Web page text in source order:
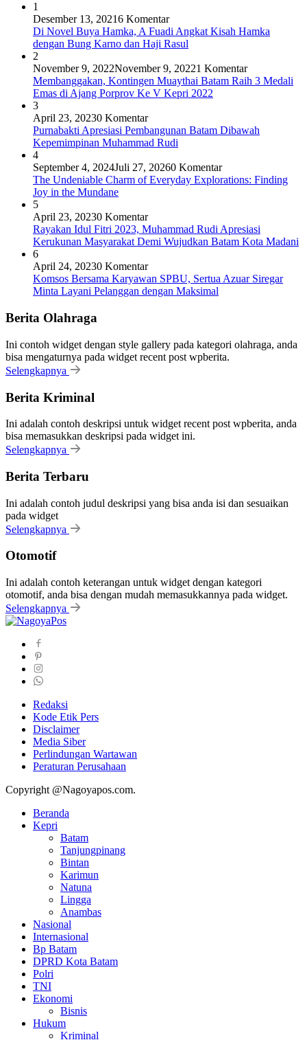
1
Desember 13, 20216 Komentar
Di Novel Buya Hamka, A Fuadi Angkat Kisah Hamka
dengan Bung Karno dan Haji Rasul
2
November 9, 2022November 9, 20221 Komentar
Membanggakan, Kontingen Muaythai Batam Raih 3 Medali
Emas di Ajang Porprov Ke V Kepri 2022
3
April 23, 20230 Komentar
Purnabakti Apresiasi Pembangunan Batam Dibawah
Kepemimpinan Muhammad Rudi
4
September 4, 2024Juli 27, 20260 Komentar
The Undeniable Charm of Everyday Explorations: Finding
Joy in the Mundane
5
April 23, 20230 Komentar
Rayakan Idul Fitri 2023, Muhammad Rudi Apresiasi
Kerukunan Masyarakat Demi Wujudkan Batam Kota Madani
6
April 24, 20230 Komentar
Komsos Bersama Karyawan SPBU, Sertua Azuar Siregar
Minta Layani Pelanggan dengan Maksimal
Berita Olahraga
Ini contoh widget dengan style gallery pada kategori olahraga, anda
bisa mengaturnya pada widget recent post wpberita.
Selengkapnya
Berita Kriminal
Ini adalah contoh deskripsi untuk widget recent post wpberita, anda
bisa memasukkan deskripsi pada widget ini.
Selengkapnya
Berita Terbaru
Ini adalah contoh judul deskripsi yang bisa anda isi dan sesuaikan
pada widget
Selengkapnya
Otomotif
Ini adalah contoh keterangan untuk widget dengan kategori
otomotif, anda bisa dengan mudah memasukkannya pada widget.
Selengkapnya
Redaksi
Kode Etik Pers
Disclaimer
Media Siber
Perlindungan Wartawan
Peraturan Perusahaan
Copyright @Nagoyapos.com.
Beranda
Kepri
Batam
Tanjungpinang
Bintan
Karimun
Natuna
Lingga
Anambas
Nasional
Internasional
Bp Batam
DPRD Kota Batam
Polri
TNI
Ekonomi
Bisnis
Hukum
Kriminal